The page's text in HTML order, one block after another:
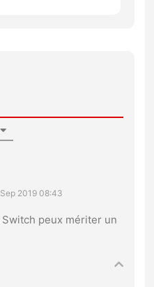
2019 08:43
peux mériter un